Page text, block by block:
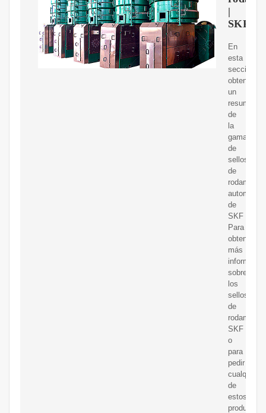
|
SKF
En
esta
sección,
obtendrá
un
resumen
de
la
gama
de
sellos
de
de
SKF
Para
obtener
más
sobre
los
sellos
de
SKF
o
para
pedir
cualquiera
de
estos
productos,